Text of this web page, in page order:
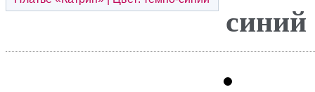
синий